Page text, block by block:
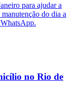
para ajudar a
do dia a
no Rio de